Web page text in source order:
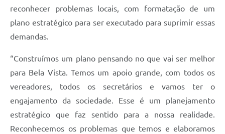
reconhecer problemas locais, com formatação de um
plano estratégico para ser executado para suprimir essas
demandas.
“Construímos um plano pensando no que vai ser melhor
para Bela Vista. Temos um apoio grande, com todos os
vereadores, todos os secretários e vamos ter o
engajamento da sociedade. Esse é um planejamento
estratégico que faz sentido para a nossa realidade.
Reconhecemos os problemas que temos e elaboramos